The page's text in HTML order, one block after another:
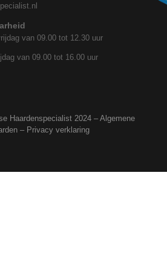
van 09.00 tot 12.30 uur
van 09.00 tot 16.00 uur
Haardenspecialist 2024 – Algemene
– Privacy verklaring